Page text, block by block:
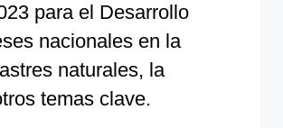
para el Desarrollo
nacionales en la
naturales, la
temas clave.